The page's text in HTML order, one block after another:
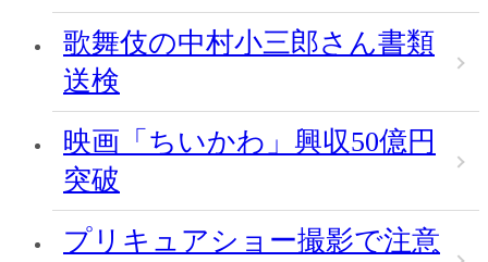
歌舞伎の中村小三郎さん書類
送検
映画「ちいかわ」興収50億円
突破
プリキュアショー撮影で注意